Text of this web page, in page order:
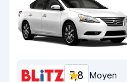
7,8 Moyen